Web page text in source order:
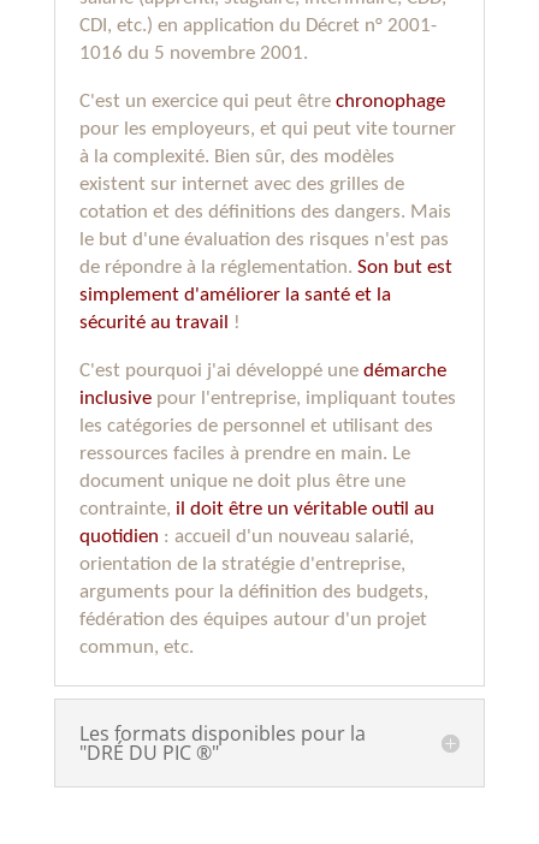
CDI, etc.) en application du Décret n° 2001-
1016 du 5 novembre 2001.
C'est un exercice qui peut être chronophage
pour les employeurs, et qui peut vite tourner
à la complexité. Bien sûr, des modèles
existent sur internet avec des grilles de
cotation et des définitions des dangers. Mais
le but d'une évaluation des risques n'est pas
de répondre à la réglementation. Son but est
simplement d'améliorer la santé et la
sécurité au travail
!
C'est pourquoi j'ai développé une démarche
inclusivepour l'entreprise, impliquant toutes
les catégories de personnel et utilisant des
ressources faciles à prendre en main. Le
document unique ne doit plus être une
contrainte, il doit être un véritable outil au
quotidien : accueil d'un nouveau salarié,
orientation de la stratégie d'entreprise,
arguments pour la définition des budgets,
fédération des équipes autour d'un projet
commun, etc.
Les formats disponibles pour la
"DRÉ DU PIC ®"